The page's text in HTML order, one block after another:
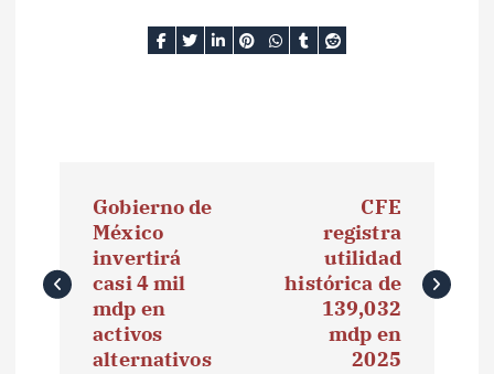
v
Gobierno de
México
invertirá
casi 4 mil
mdp en
activos
alternativos
CFE
registra
utilidad
histórica de
139,032
mdp en
2025